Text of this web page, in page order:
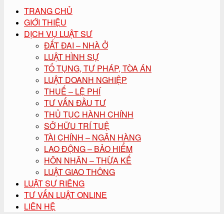
TRANG CHỦ
GIỚI THIỆU
DỊCH VỤ LUẬT SƯ
ĐẤT ĐAI – NHÀ Ở
LUẬT HÌNH SỰ
TỐ TỤNG, TƯ PHÁP, TÒA ÁN
LUẬT DOANH NGHIỆP
THUẾ – LỆ PHÍ
TƯ VẤN ĐẦU TƯ
THỦ TỤC HÀNH CHÍNH
SỞ HỮU TRÍ TUỆ
TÀI CHÍNH – NGÂN HÀNG
LAO ĐỘNG – BẢO HIỂM
HÔN NHÂN – THỪA KẾ
LUẬT GIAO THÔNG
LUẬT SƯ RIÊNG
TƯ VẤN LUẬT ONLINE
LIÊN HỆ